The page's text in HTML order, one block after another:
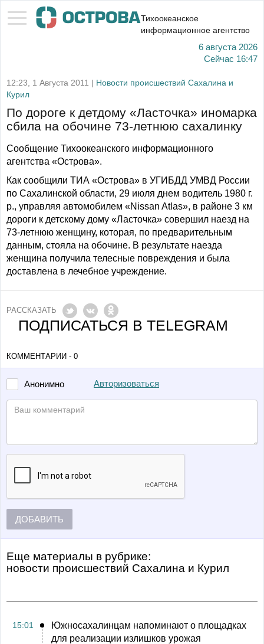
Тихоокеанское
информационное агентство
6 августа 2026
Сейчас 16:47
12:23, 1 Августа 2011 | Новости происшествий Сахалина и
Курил
По дороге к детдому «Ласточка» иномарка
сбила на обочине 73-летнюю сахалинку
Сообщение Тихоокеанского информационного
агентства «Острова».
Как сообщили ТИА «Острова» в УГИБДД УМВД России
по Сахалинской области, 29 июля днем водитель 1980 г.
р., управляя автомобилем «Nissan Atlas», в районе 3 км
дороги к детскому дому «Ласточка» совершил наезд на
73-летнюю женщину, которая, по предварительным
данным, стояла на обочине. В результате наезда
женщина получила телесные повреждения и была
доставлена в лечебное учреждение.
РАССКАЗАТЬ
ПОДПИСАТЬСЯ В TELEGRAM
КОММЕНТАРИИ - 0
Анонимно Авторизоваться
ДОБАВИТЬ
Еще материалы в рубрике:
Новости происшествий Сахалина и Курил
15:01
Южносахалинцам напоминают о площадках
для реализации излишков урожая